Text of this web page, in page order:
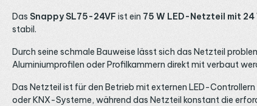
Das Snappy SL75-24VF ist ein 75 W LED-Netzteil mit
stabil.
Durch seine schmale Bauweise lässt sich das Netzteil
Aluminiumprofilen oder Profilkammern direkt mit verbaut
Das Netzteil ist für den Betrieb mit externen LED-
oder KNX-Systeme, während das Netzteil konstant die